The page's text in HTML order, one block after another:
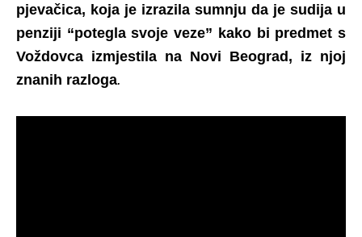
pjevačica, koja je izrazila sumnju da je sudija u
penziji “potegla svoje veze” kako bi predmet s
Voždovca izmjestila na Novi Beograd, iz njoj
znanih razloga.